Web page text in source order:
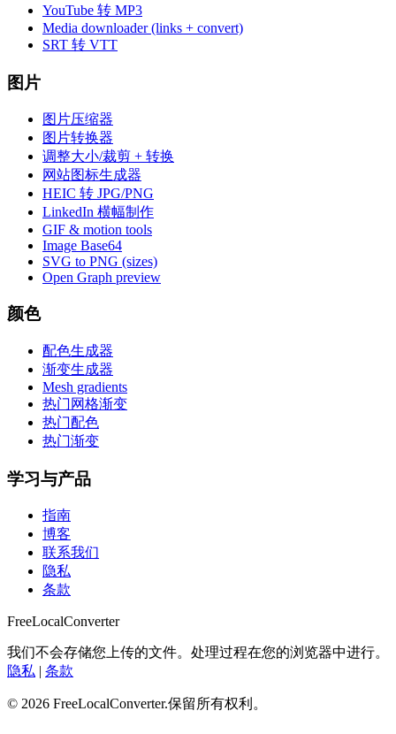
YouTube 转 MP3
Media downloader (links + convert)
SRT 转 VTT
图片
图片压缩器
图片转换器
调整大小/裁剪 + 转换
网站图标生成器
HEIC 转 JPG/PNG
LinkedIn 横幅制作
GIF & motion tools
Image Base64
SVG to PNG (sizes)
Open Graph preview
颜色
配色生成器
渐变生成器
Mesh gradients
热门网格渐变
热门配色
热门渐变
学习与产品
指南
博客
联系我们
隐私
条款
FreeLocalConverter
我们不会存储您上传的文件。处理过程在您的浏览器中进行。
隐私 | 条款
© 2026 FreeLocalConverter.保留所有权利。